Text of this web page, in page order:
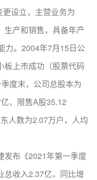
设立，主营业务为
生产和销售，具备年产
力。2004年7月15日公
板上市成功（股票代码
度末，公司总股本为
，限售A股35.12
人数为2.07万户，人均
发布《2021年第一季度
总收入2.37亿，同比增